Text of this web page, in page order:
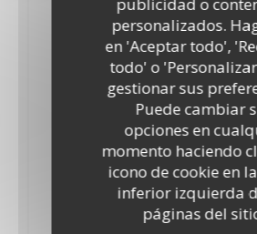
personalizados.
en 'Aceptar todo',
todo' o
gestionar sus
Puede cambiar
opciones en
momento haciendo
icono de cookie en
inferior izquierda
páginas del
8,50 EUR
Whisky
8,50 EUR
Ricard
2,50 EUR
Martini Bianco